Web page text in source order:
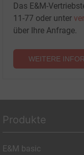
Das E&M-
11-77 oder unter
über Ihre Anfrage.
WEITERE
Produkte
E&M basic